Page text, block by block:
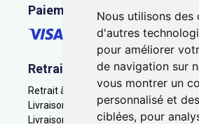
Nous utilisons des
d'autres
pour améliorer
de navigation sur
vous montrer un
personnalisé et
ciblées, pour
Paiement sécurisé
Retrait - Livraison
Retrait à la pharmacie - Click & Collect
Livraison en Point Relais
Livraison à domicile